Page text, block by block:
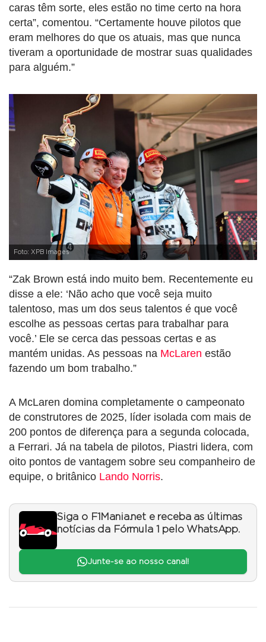
caras têm sorte, eles estão no time certo na hora
certa”, comentou. “Certamente houve pilotos que
eram melhores do que os atuais, mas que nunca
tiveram a oportunidade de mostrar suas qualidades
para alguém.”
Foto: XPB Images
“Zak Brown está indo muito bem. Recentemente eu
disse a ele: ‘Não acho que você seja muito
talentoso, mas um dos seus talentos é que você
escolhe as pessoas certas para trabalhar para
você.’ Ele se cerca das pessoas certas e as
mantém unidas. As pessoas na McLaren estão
fazendo um bom trabalho.”
A McLaren domina completamente o campeonato
de construtores de 2025, líder isolada com mais de
200 pontos de diferença para a segunda colocada,
a Ferrari. Já na tabela de pilotos, Piastri lidera, com
oito pontos de vantagem sobre seu companheiro de
equipe, o britânico Lando Norris.
Siga o F1Mania.net e receba as últimas
notícias da Fórmula 1 pelo WhatsApp.
Junte-se ao nosso canal!